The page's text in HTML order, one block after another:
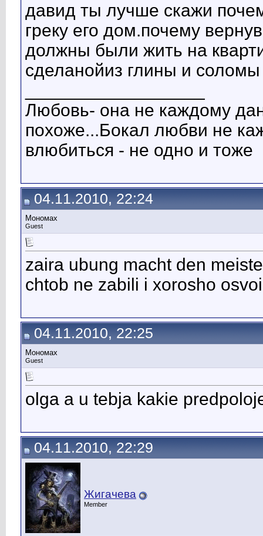
давид ты лучше скажи
греку его дом.почему
должны были жить на
сделанойиз глины и соломы
Любовь- она не каждому
похоже...Бокал любви не
влюбиться - не одно и тоже
04.11.2010, 22:24
Мономах
Guest
zaira ubung macht den
chtob ne zabili i xorosho
04.11.2010, 22:25
Мономах
Guest
olga a u tebja kakie
04.11.2010, 22:29
Жигачева
Member